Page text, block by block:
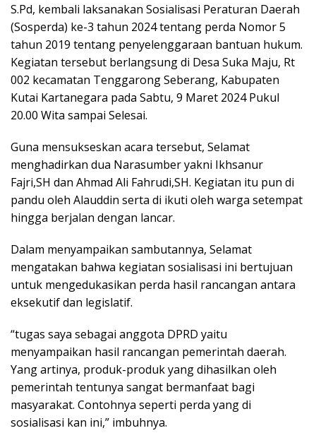
S.Pd, kembali laksanakan Sosialisasi Peraturan Daerah
(Sosperda) ke-3 tahun 2024 tentang perda Nomor 5
tahun 2019 tentang penyelenggaraan bantuan hukum.
Kegiatan tersebut berlangsung di Desa Suka Maju, Rt
002 kecamatan Tenggarong Seberang, Kabupaten
Kutai Kartanegara pada Sabtu, 9 Maret 2024 Pukul
20.00 Wita sampai Selesai.
Guna mensukseskan acara tersebut, Selamat
menghadirkan dua Narasumber yakni Ikhsanur
Fajri,SH dan Ahmad Ali Fahrudi,SH. Kegiatan itu pun di
pandu oleh Alauddin serta di ikuti oleh warga setempat
hingga berjalan dengan lancar.
Dalam menyampaikan sambutannya, Selamat
mengatakan bahwa kegiatan sosialisasi ini bertujuan
untuk mengedukasikan perda hasil rancangan antara
eksekutif dan legislatif.
“tugas saya sebagai anggota DPRD yaitu
menyampaikan hasil rancangan pemerintah daerah.
Yang artinya, produk-produk yang dihasilkan oleh
pemerintah tentunya sangat bermanfaat bagi
masyarakat. Contohnya seperti perda yang di
sosialisasi kan ini,” imbuhnya.